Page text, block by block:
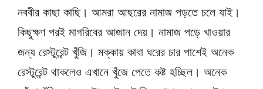
নববীর কাছা কাছি। আমরা আছরের নামাজ পড়তে চলে যাই।
কিছুক্ষণ পরই মাগরিবের আজান দেয়। নামাজ পড়ে খাওয়ার
জন্য রেস্টুরেন্ট খুঁজি। মক্কায় কাবা ঘরের চার পাশেই অনেক
রেস্টুরেন্ট থাকলেও এখানে খুঁজে পেতে কষ্ট হচ্ছিল। অনেক